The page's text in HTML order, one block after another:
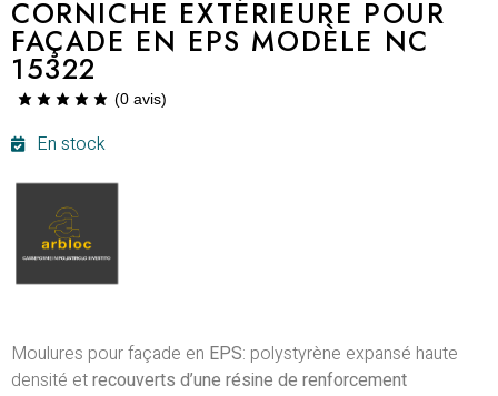
CORNICHE EXTÉRIEURE POUR
FAÇADE EN EPS MODÈLE NC
15322
(0 avis)
En stock
Moulures pour façade en EPS: polystyrène expansé haute
densité etrecouverts d’une résine de renforcement